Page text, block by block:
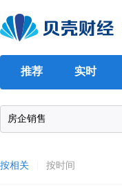
推荐 实时
按相关 按时间